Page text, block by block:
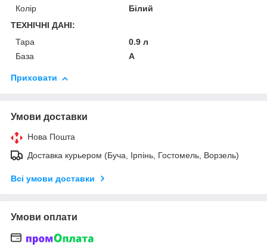
Колір
Білий
ТЕХНІЧНІ ДАНІ:
Тара
0.9 л
База
A
Приховати
Умови доставки
Нова Пошта
Доставка курьером (Буча, Ірпінь, Гостомель, Ворзель)
Всі умови доставки
Умови оплати